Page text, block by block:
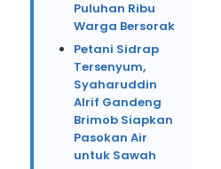
Puluhan Ribu
Warga Bersorak
Petani Sidrap
Tersenyum,
Syaharuddin
Alrif Gandeng
Brimob Siapkan
Pasokan Air
untuk Sawah